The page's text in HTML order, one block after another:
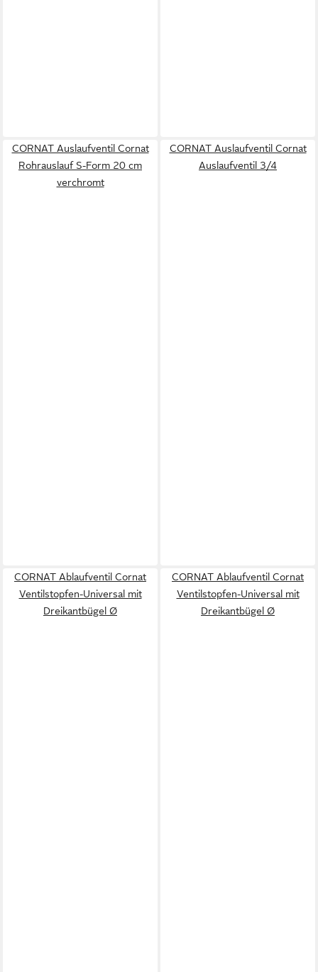
CORNAT Auslaufventil Cornat
Rohrauslauf S-Form 20 cm
verchromt
CORNAT Auslaufventil Cornat
Auslaufventil 3/4
CORNAT Ablaufventil Cornat
Ventilstopfen-Universal mit
Dreikantbügel Ø
CORNAT Ablaufventil Cornat
Ventilstopfen-Universal mit
Dreikantbügel Ø